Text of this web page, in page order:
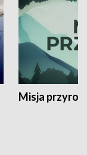
Misja